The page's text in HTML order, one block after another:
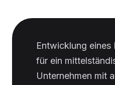
Entwicklung
für ein
Unternehmen mit